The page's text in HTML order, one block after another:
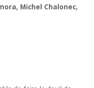
Michel Chalonec,